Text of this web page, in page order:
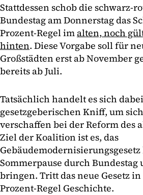
Stattdessen schob die schwarz-
Bundestag am Donnerstag das
Prozent-Regel imalten, noch
hinten. Diese Vorgabe soll für
Großstädten erst ab November
bereits ab Juli.
Tatsächlich handelt es sich
gesetzgeberischen Kniff, um
verschaffen bei der Reform des
Ziel der Koalition ist es, das
Sommerpause durch Bundestag
bringen. Tritt das neue Gesetz
Prozent-Regel Geschichte.